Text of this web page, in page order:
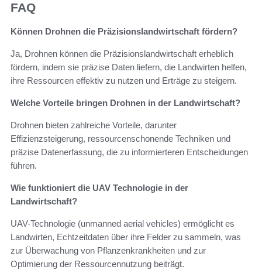
FAQ
Können Drohnen die Präzisionslandwirtschaft fördern?
Ja, Drohnen können die Präzisionslandwirtschaft erheblich
fördern, indem sie präzise Daten liefern, die Landwirten helfen,
ihre Ressourcen effektiv zu nutzen und Erträge zu steigern.
Welche Vorteile bringen Drohnen in der Landwirtschaft?
Drohnen bieten zahlreiche Vorteile, darunter
Effizienzsteigerung, ressourcenschonende Techniken und
präzise Datenerfassung, die zu informierteren Entscheidungen
führen.
Wie funktioniert die UAV Technologie in der
Landwirtschaft?
UAV-Technologie (unmanned aerial vehicles) ermöglicht es
Landwirten, Echtzeitdaten über ihre Felder zu sammeln, was
zur Überwachung von Pflanzenkrankheiten und zur
Optimierung der Ressourcennutzung beiträgt.